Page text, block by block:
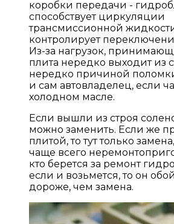
коробки передачи -
способствует циркуляции
трансмиссионной
контролирует
Из-за нагрузок,
плита нередко выходит из
нередко причиной
и сам автовладелец, если
холодном масле.
Если вышли из строя
можно заменить. Если же
плитой, то тут только
чаще всего
кто берется за ремонт
если и возьмется, то он
дороже, чем замена.